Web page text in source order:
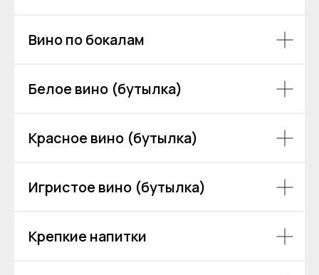
Вино по бокалам
Белое вино (бутылка)
Красное вино (бутылка)
Игристое вино (бутылка)
Крепкие напитки